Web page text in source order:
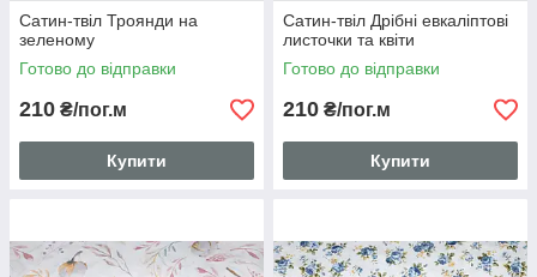
Сатин-твіл Троянди на
зеленому
Готово до відправки
210 ₴/пог.м
Купити
Сатин-твіл Дрібні евкаліптові
листочки та квіти
Готово до відправки
210 ₴/пог.м
Купити